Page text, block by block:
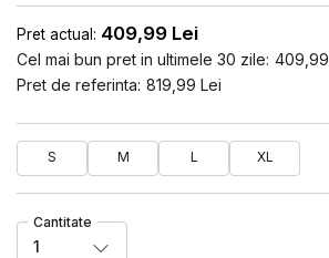
Pret actual: 409,99 Lei
Cel mai bun pret in ultimele 30 zile: 409,99
Pret de referinta: 819,99 Lei
S M L XL
Cantitate
1